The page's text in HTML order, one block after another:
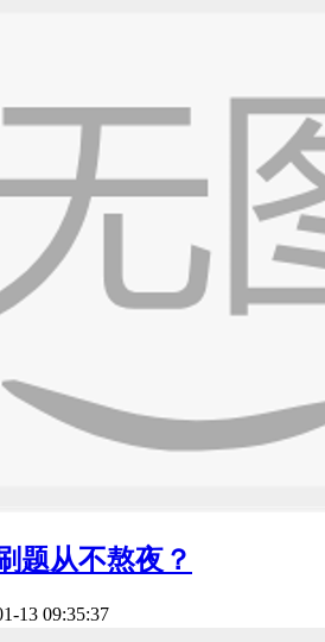
题从不熬夜？
13 09:35:37